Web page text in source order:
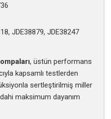
JDE38879, JDE38247
, üstün performans
kapsamlı testlerden
sertleştirilmiş miller
maksimum dayanım